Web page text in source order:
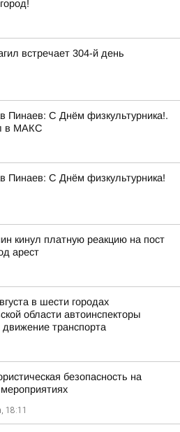
встречает 304-й день
Пинаев: С Днём физкультурника!.
в МАКС
Пинаев: С Днём физкультурника!
кинул платную реакцию на пост
арест
в шести городах
области автоинспекторы
движение транспорта
безопасность на
18:11